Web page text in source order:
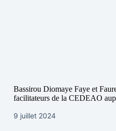
Bassirou Diomaye Faye et
facilitateurs de la CEDEAO
9 juillet 2024